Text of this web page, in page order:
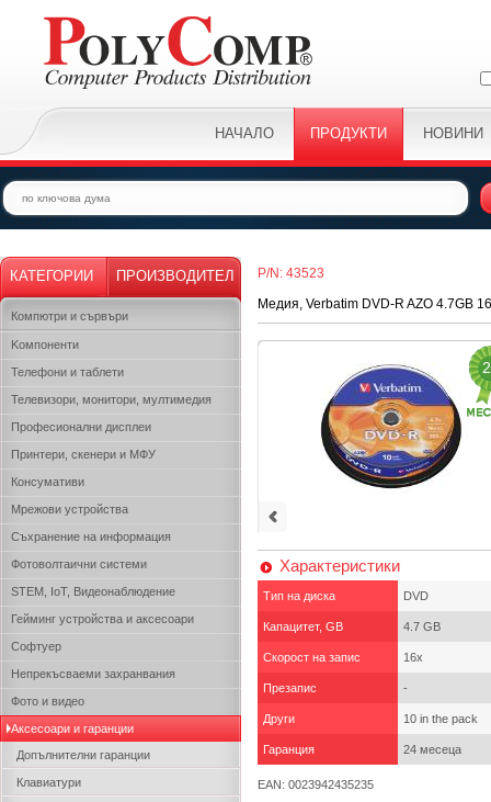
НАЧАЛО ПРОДУКТИ НОВИНИ
КАТЕГОРИИ ПРОИЗВОДИТЕЛ
Компютри и сървъри
Kомпоненти
Телефони и таблети
Телевизори, монитори, мултимедия
Професионални дисплеи
Принтери, скенери и МФУ
Консумативи
Мрежови устройства
Съхранение на информация
Фотоволтаични системи
STEM, IoT, Видеонаблюдение
Гейминг устройства и аксесоари
Софтуер
Непрекъсваеми захранвания
Фото и видео
Аксесоари и гаранции
Допълнителни гаранции
Клавиатури
P/N: 43523
Медия, Verbatim DVD-R AZO 4.7GB
Характеристики
Тип на диска DVD
Капацитет, GB 4.7 GB
Скорост на запис 16x
Презапис -
Други 10 in the pack
Гаранция 24 месеца
EAN: 0023942435235